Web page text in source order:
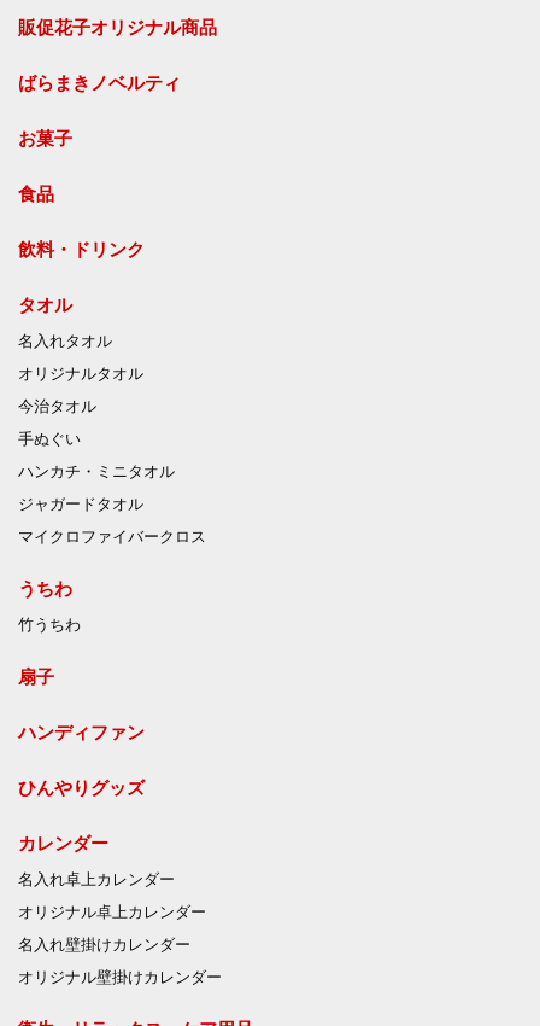
販促花子オリジナル商品
ばらまきノベルティ
お菓子
食品
飲料・ドリンク
タオル
名入れタオル
オリジナルタオル
今治タオル
手ぬぐい
ハンカチ・ミニタオル
ジャガードタオル
マイクロファイバークロス
うちわ
竹うちわ
扇子
ハンディファン
ひんやりグッズ
カレンダー
名入れ卓上カレンダー
オリジナル卓上カレンダー
名入れ壁掛けカレンダー
オリジナル壁掛けカレンダー